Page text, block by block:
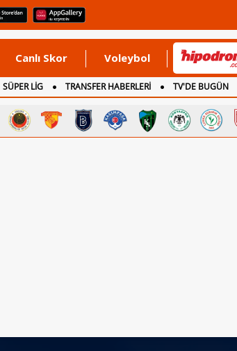
Canlı Skor Voleybol
SÜPER LİG TRANSFER HABERLERİ TV'DE BUGÜN